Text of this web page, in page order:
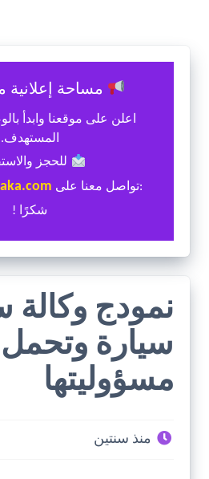
مساحة إعلانية
اعلن على موقعنا وابدأ
المستهدف.
للحجز
:تواصل معنا على
شكرًا !
نمودج وكالة
سيارة وتحمل
مسؤوليتها
منذ سنتين